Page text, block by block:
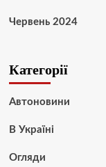
Червень 2024
Категорії
Автоновини
В Україні
Огляди